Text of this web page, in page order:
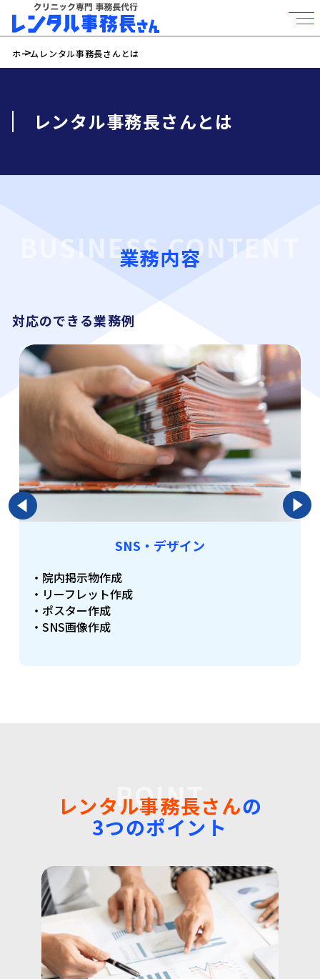
ホーム レンタル事務長さんとは
レンタル事務長さんとは
BUSINESS CONTENT
業務内容
対応のできる業務例
WEB・SNS
・HPお知らせ更新
・SNS運用代行
・デザイン作成
POINT
レンタル事務長さんの
3つのポイント